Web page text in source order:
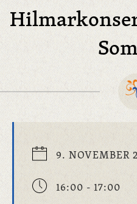
9. NOVEMBER
16:00 - 17:00